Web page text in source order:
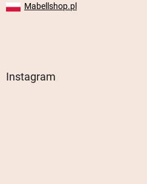
Mabellshop.pl
Instagram